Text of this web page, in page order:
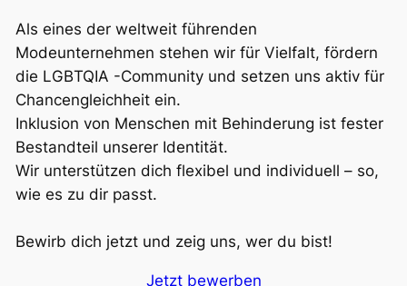
Als eines der weltweit führenden
Modeunternehmen stehen wir für Vielfalt, fördern
die LGBTQIA -Community und setzen uns aktiv für
Chancengleichheit ein.
Inklusion von Menschen mit Behinderung ist fester
Bestandteil unserer Identität.
Wir unterstützen dich flexibel und individuell – so,
wie es zu dir passt.
Bewirb dich jetzt und zeig uns, wer du bist!
Jetzt bewerben